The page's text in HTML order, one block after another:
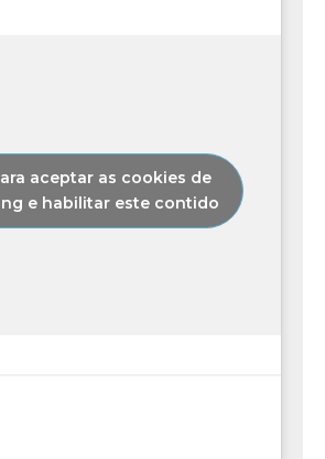
aceptar as cookies de
e habilitar este contido